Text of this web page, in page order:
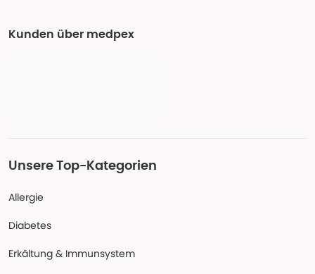
Kunden über medpex
Unsere Top-Kategorien
Allergie
Diabetes
Erkältung & Immunsystem